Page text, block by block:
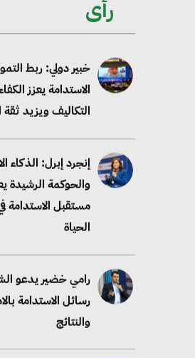
رأىوالسياسات
خبير دولي: ربط
الاستدامة يعزز
التكاليف ويزيد ثقة
إنجرد إبرل: الذكاء
والحوكمة الرشيدة
مستقبل الاستدامة
الحياة
رامي خضير يدعو
رسائل الاستدامة
والنتائج